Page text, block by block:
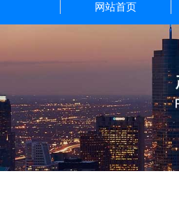
网站首页